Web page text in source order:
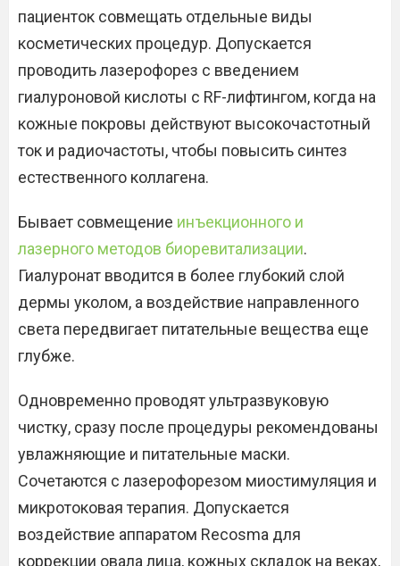
пациенток совмещать отдельные виды
косметических процедур. Допускается
проводить лазерофорез с введением
гиалуроновой кислоты с RF-лифтингом, когда на
кожные покровы действуют высокочастотный
ток и радиочастоты, чтобы повысить синтез
естественного коллагена.
Бывает совмещение инъекционного и
лазерного методов биоревитализации.
Гиалуронат вводится в более глубокий слой
дермы уколом, а воздействие направленного
света передвигает питательные вещества еще
глубже.
Одновременно проводят ультразвуковую
чистку, сразу после процедуры рекомендованы
увлажняющие и питательные маски.
Сочетаются с лазерофорезом миостимуляция и
микротоковая терапия. Допускается
воздействие аппаратом Recosma для
коррекции овала лица, кожных складок на веках,